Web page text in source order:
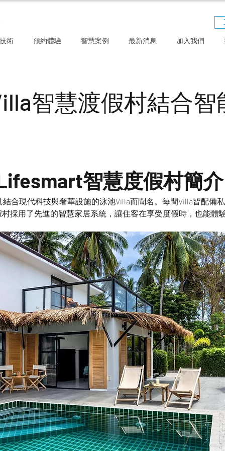
術 預約體驗 智慧案例 最新消息 加入我們
智慧渡假村結合智
智慧度假村簡介
合現代科技與奢華設施的泳池Villa而聞名。每間Villa皆配備
採用了先進的智慧家居系統，讓住客在享受度假時，也能體